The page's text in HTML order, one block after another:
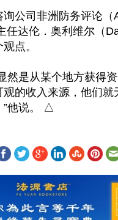
询公司非洲防务评论（
任达伦．奥利维尔（
点。
然是从某个地方获得
观的收入来源，他们就